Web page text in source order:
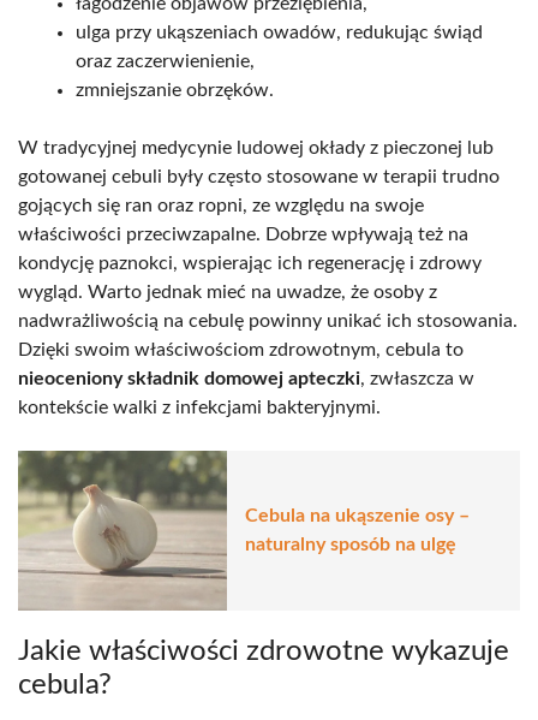
ulga przy ukąszeniach owadów, redukując świąd
oraz zaczerwienienie,
zmniejszanie obrzęków.
W tradycyjnej medycynie ludowej okłady z pieczonej lub
gotowanej cebuli były często stosowane w terapii trudno
gojących się ran oraz ropni, ze względu na swoje
właściwości przeciwzapalne. Dobrze wpływają też na
kondycję paznokci, wspierając ich regenerację i zdrowy
wygląd. Warto jednak mieć na uwadze, że osoby z
nadwrażliwością na cebulę powinny unikać ich stosowania.
Dzięki swoim właściwościom zdrowotnym, cebula to
nieoceniony składnik domowej apteczki, zwłaszcza w
kontekście walki z infekcjami bakteryjnymi.
Cebula na ukąszenie osy –
naturalny sposób na ulgę
Jakie właściwości zdrowotne wykazuje
cebula?